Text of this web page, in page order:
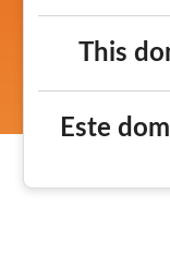
This
Este